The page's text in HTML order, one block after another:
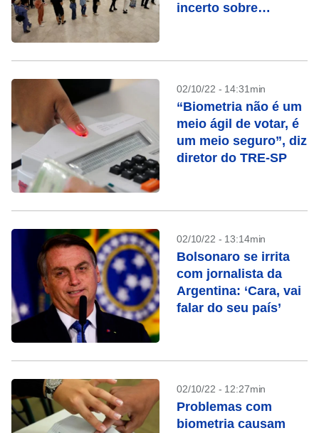
incerto sobre
02/10/22 - 14:31min
“Biometria não é um
meio ágil de votar, é
um meio seguro”, diz
diretor do TRE-SP
02/10/22 - 13:14min
Bolsonaro se irrita
com jornalista da
Argentina: ‘Cara, vai
falar do seu país’
02/10/22 - 12:27min
Problemas com
biometria causam